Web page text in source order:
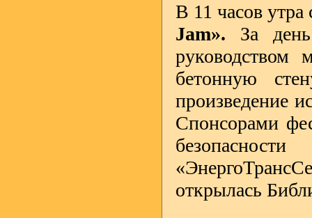
В 11 часов утра
Jam». За
руководством
бетонную
произведение
Спонсорами
открылась